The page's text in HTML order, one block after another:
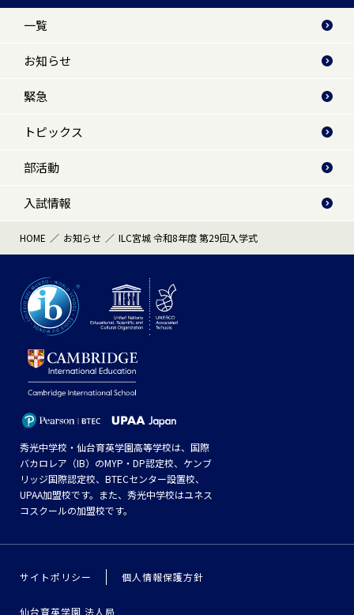
一覧
お知らせ
緊急
トピックス
部活動
入試情報
HOME お知らせ ILC宮城 令和8年度 第29回入学式
秀光中学校・仙台育英学園高等学校は、国際
バカロレア（IB）のMYP・DP認定校、ケンブ
リッジ国際認定校、BTECセンター設置校、
UPAA加盟校です。また、秀光中学校はユネス
コスクールの加盟校です。
サイトポリシー 個人情報保護方針
仙台育英学園 法人局